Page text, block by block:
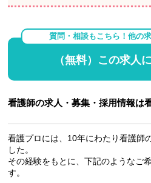
質問・相談もこちら！他の
（無料）この求人
看護師の求人・募集・採用情報は
看護プロには、10年にわたり看護師
した。
その経験をもとに、下記のようなご
す。